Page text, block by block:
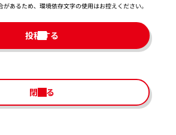
あるため、環境依存文字の使用はお控えください。​
投稿する
閉じる